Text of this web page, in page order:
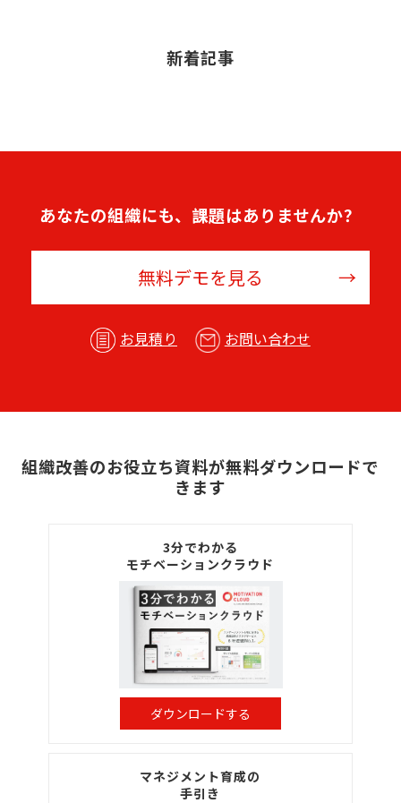
新着記事
あなたの組織にも、課題はありませんか？
無料デモを見る
お見積り お問い合わせ
組織改善のお役立ち資料が無料ダウンロードで
きます
3分でわかる
モチベーションクラウド
ダウンロードする
マネジメント育成の
手引き